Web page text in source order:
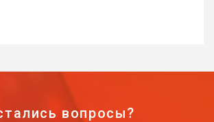
вопросы?